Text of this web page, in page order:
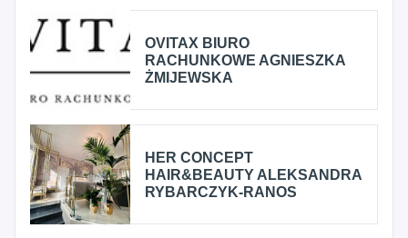
OVITAX BIURO
RACHUNKOWE AGNIESZKA
ŻMIJEWSKA
HER CONCEPT
HAIR&BEAUTY ALEKSANDRA
RYBARCZYK-RANOS